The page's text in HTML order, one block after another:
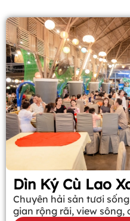
Dìn Ký Cù Lao
Chuyên hải sản tươi
gian rộng rãi, view sông,